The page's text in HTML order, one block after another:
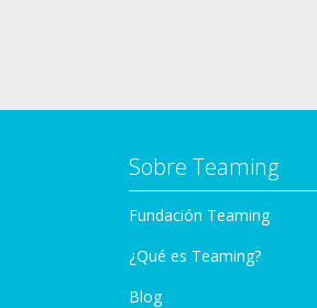
Sobre Teaming
Fundación Teaming
¿Qué es Teaming?
Blog